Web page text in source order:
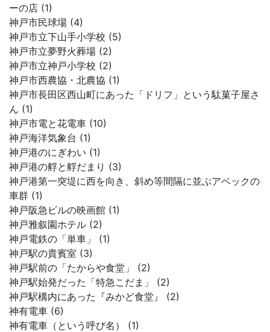
ーの店 (1)
神戸市民球場 (4)
神戸市立下山手小学校 (5)
神戸市立夢野火葬場 (2)
神戸市立神戸小学校 (2)
神戸市西農協・北農協 (1)
神戸市長田区西山町にあった「ドリフ」という駄菓子屋さ
ん (1)
神戸市電と花電車 (10)
神戸海洋気象台 (1)
神戸港のにぎわい (1)
神戸港の艀と艀だまり (3)
神戸港第一突堤に西を向き、斜め等間隔に並ぶアベックの
車群 (1)
神戸阪急ビルの映画館 (1)
神戸雅叙園ホテル (2)
神戸電鉄の「単車」 (1)
神戸駅の貴賓室 (3)
神戸駅前の「たからや食堂」 (2)
神戸駅始発だった「特急こだま」 (2)
神戸駅構内にあった『みかど食堂』 (2)
神有電車 (6)
神有電車（という呼び名） (1)